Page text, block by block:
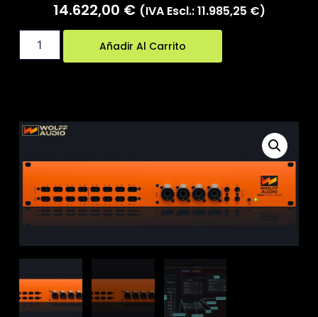
14.622,00 € (IVA Escl.:11.985,25 €)
Añadir Al Carrito